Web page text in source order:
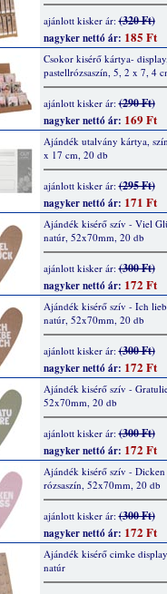
ajánlott kisker ár:(320 Ft)
nagyker nettó ár: 185 Ft
Csokor kisérő kártya-
pastellrózsaszín, 5, 2 x 7, 4
ajánlott kisker ár:(290 Ft)
nagyker nettó ár: 169 Ft
Ajándék utalvány kártya,
x 17 cm, 20 db
ajánlott kisker ár:(295 Ft)
nagyker nettó ár: 171 Ft
Ajándék kisérő szív - Viel
natúr, 52x70mm, 20 db
ajánlott kisker ár:(300 Ft)
nagyker nettó ár: 172 Ft
Ajándék kisérő szív - Ich
natúr, 52x70mm, 20 db
ajánlott kisker ár:(300 Ft)
nagyker nettó ár: 172 Ft
Ajándék kisérő szív -
52x70mm, 20 db
ajánlott kisker ár:(300 Ft)
nagyker nettó ár: 172 Ft
Ajándék kisérő szív - Dicken
rózsaszín, 52x70mm, 20 db
ajánlott kisker ár:(300 Ft)
nagyker nettó ár: 172 Ft
Ajándék kisérő cimke
natúr